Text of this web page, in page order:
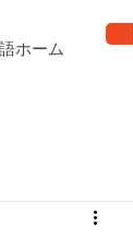
ホーム